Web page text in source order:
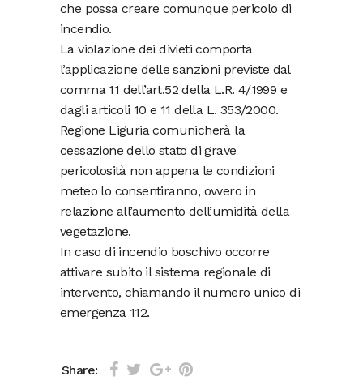
che possa creare comunque pericolo di
incendio.
La violazione dei divieti comporta
l’applicazione delle sanzioni previste dal
comma 11 dell’art.52 della L.R. 4/1999 e
dagli articoli 10 e 11 della L. 353/2000.
Regione Liguria comunicherà la
cessazione dello stato di grave
pericolosità non appena le condizioni
meteo lo consentiranno, ovvero in
relazione all’aumento dell’umidità della
vegetazione.
In caso di incendio boschivo occorre
attivare subito il sistema regionale di
intervento, chiamando il numero unico di
emergenza 112.
Share: